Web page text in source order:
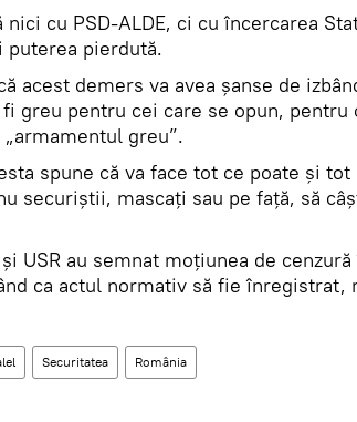
cu PSD-ALDE, ci cu încercarea
puterea pierdută.
acest demers va avea şanse de
greu pentru cei care se opun, pentru
greu”.
spune că va face tot ce poate şi tot
securiştii, mascaţi sau pe faţă, să
USR au semnat moţiunea de
ca actul normativ să fie înregistrat,
Securitatea România